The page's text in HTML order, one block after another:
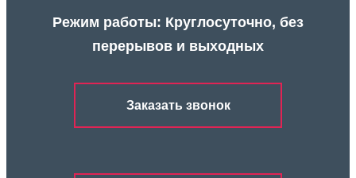
Режим работы: Круглосуточно, без
перерывов и выходных
Заказать звонок